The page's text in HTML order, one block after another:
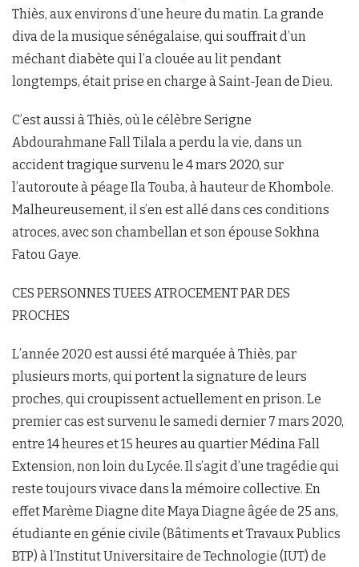
Thiès, aux environs d’une heure du matin. La grande
diva de la musique sénégalaise, qui souffrait d’un
méchant diabète qui l’a clouée au lit pendant
longtemps, était prise en charge à Saint-Jean de Dieu.
C’est aussi à Thiès, où le célèbre Serigne
Abdourahmane Fall Tilala a perdu la vie, dans un
accident tragique survenu le 4 mars 2020, sur
l’autoroute à péage Ila Touba, à hauteur de Khombole.
Malheureusement, il s’en est allé dans ces conditions
atroces, avec son chambellan et son épouse Sokhna
Fatou Gaye.
CES PERSONNES TUEES ATROCEMENT PAR DES
PROCHES
L’année 2020 est aussi été marquée à Thiès, par
plusieurs morts, qui portent la signature de leurs
proches, qui croupissent actuellement en prison. Le
premier cas est survenu le samedi dernier 7 mars 2020,
entre 14 heures et 15 heures au quartier Médina Fall
Extension, non loin du Lycée. Il s’agit d’une tragédie qui
reste toujours vivace dans la mémoire collective. En
effet Marème Diagne dite Maya Diagne âgée de 25 ans,
étudiante en génie civile (Bâtiments et Travaux Publics
BTP) à l’Institut Universitaire de Technologie (IUT) de